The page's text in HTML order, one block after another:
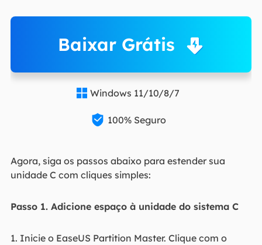
Baixar Grátis
 Windows 11/10/8/7
 100% Seguro
Agora, siga os passos abaixo para estender sua
unidade C com cliques simples:
Passo 1. Adicione espaço à unidade do sistema C
1. Inicie o EaseUS Partition Master. Clique com o